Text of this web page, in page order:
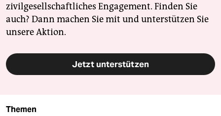
zivilgesellschaftliches Engagement. Finden Sie
auch? Dann machen Sie mit und unterstützen Sie
unsere Aktion.
Jetzt unterstützen
Themen